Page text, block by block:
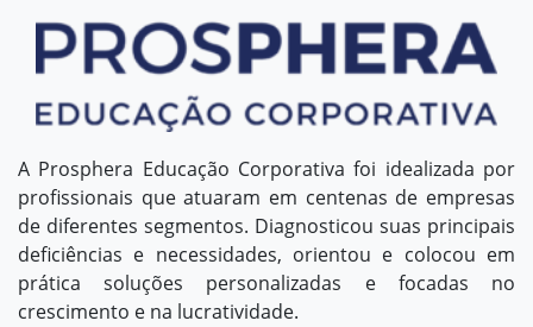
A Prosphera Educação Corporativa foi idealizada por
profissionais que atuaram em centenas de empresas
de diferentes segmentos. Diagnosticou suas principais
deficiências e necessidades, orientou e colocou em
prática soluções personalizadas e focadas no
crescimento e na lucratividade.